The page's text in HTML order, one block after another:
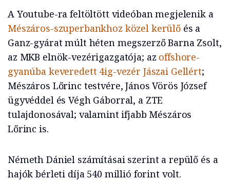
A Youtube-ra feltöltött videóban megjelenik a
Mészáros-szuperbankhoz közel kerülőés a
Ganz-gyárat múlt héten megszerző Barna Zsolt,
az MKB elnök-vezérigazgatója; az offshore-
gyanúba keveredett 4ig-vezér Jászai Gellért;
Mészáros Lőrinc testvére, János Vörös József
ügyvéddel és Végh Gáborral, a ZTE
tulajdonosával; valamint ifjabb Mészáros
Lőrinc is.
Németh Dániel számításai szerint a repülő és a
hajók bérleti díja 540 millió forint volt.